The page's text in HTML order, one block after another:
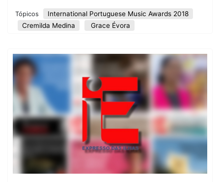
Tópicos
International Portuguese Music Awards 2018
Cremilda Medina
Grace Évora